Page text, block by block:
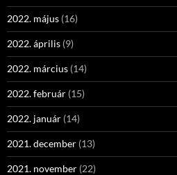
2022. május (16)
2022. április (9)
2022. március (14)
2022. február (15)
2022. január (14)
2021. december (13)
2021. november (22)